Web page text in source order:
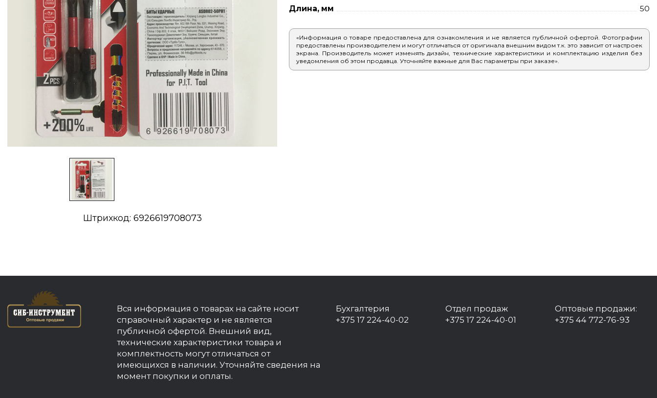
Штрихкод: 6926619708073
Длина, мм 50
«Информация о товаре предоставлена для ознакомления и не является публичной офертой. Фотографии
предоставлены производителем и могут отличаться от оригинала внешним видом т.к. это зависит от настроек
экрана. Производитель может изменять дизайн, технические характеристики и комплектацию изделия без
уведомления об этом продавца. Уточняйте важные для Вас параметры при заказе».
Вся информация о товарах на сайте носит
справочный характер и не является
публичной офертой. Внешний вид,
технические характеристики товара и
комплектность могут отличаться от
имеющихся в наличии. Уточняйте сведения на
момент покупки и оплаты.
Бухгалтерия
+375 17 224-40-02
Отдел продаж
+375 17 224-40-01
Оптовые продажи:
+375 44 772-76-93